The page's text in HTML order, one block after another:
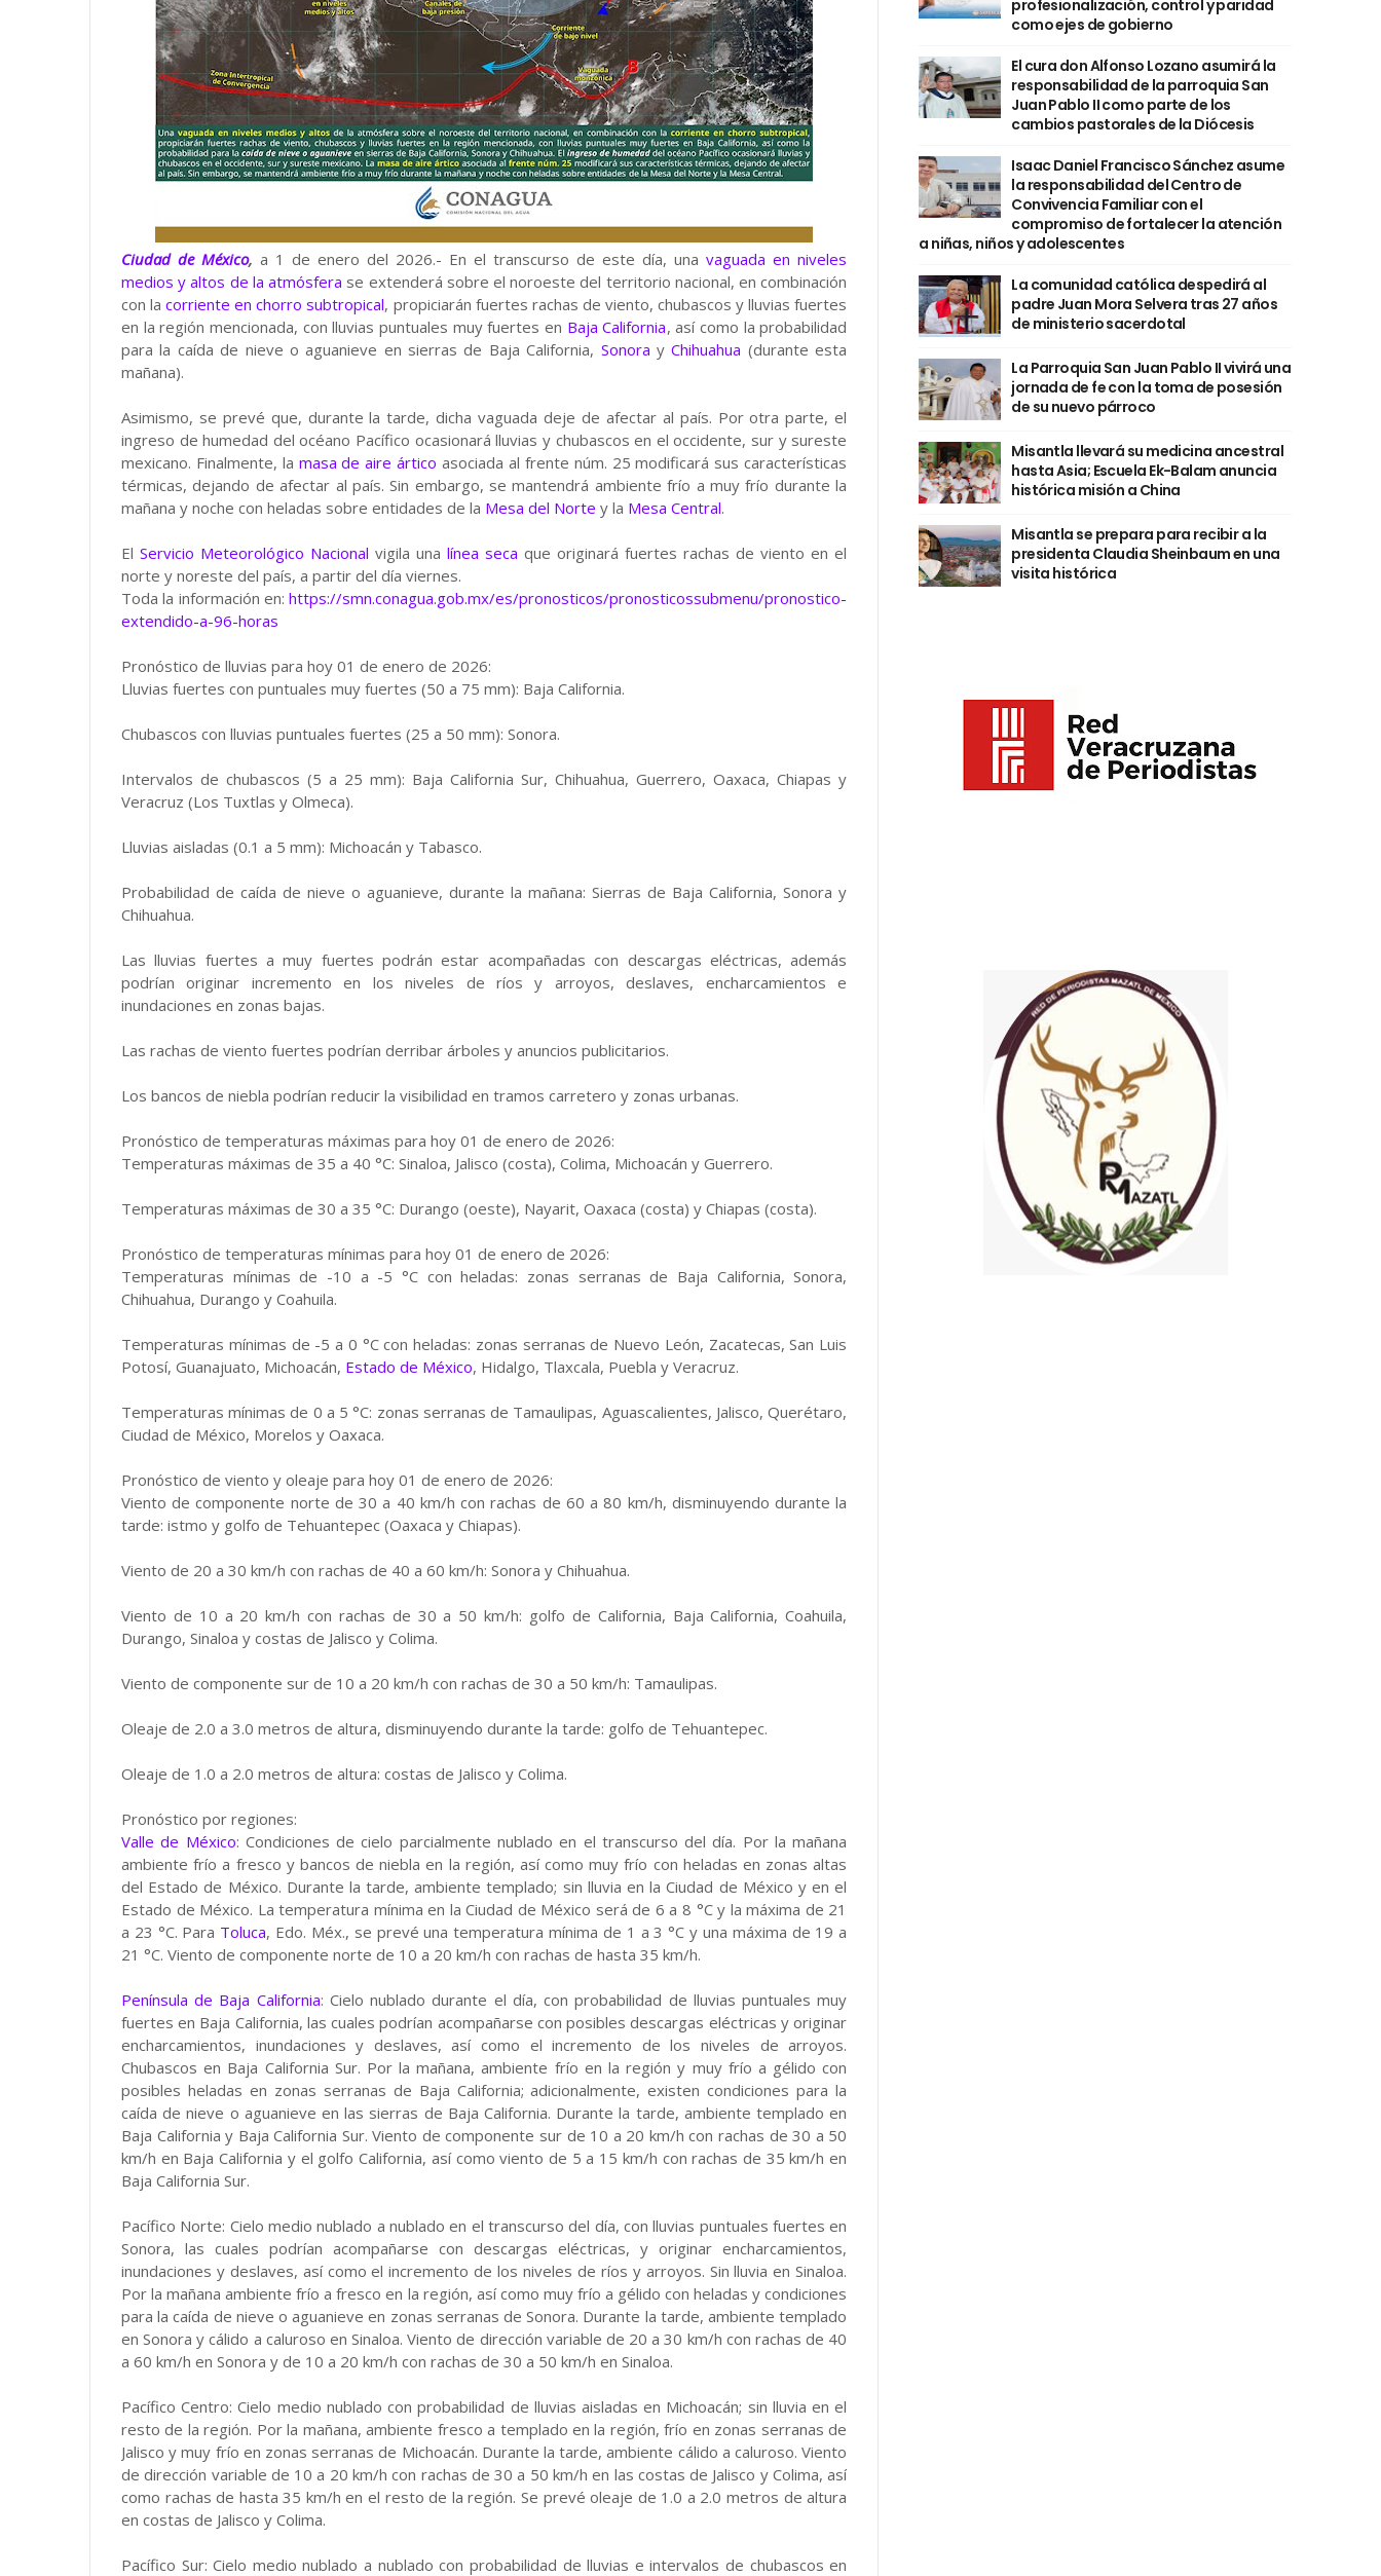
Ciudad de México,a 1 de enero del 2026.- En el transcurso de este día, unavaguada en niveles
medios y altos de la atmósfera se extenderá sobre el noroeste del territorio nacional, en combinación
con lacorriente en chorro subtropical, propiciarán fuertes rachas de viento, chubascos y lluvias fuertes
en la región mencionada, con lluvias puntuales muy fuertes en Baja California, así como la probabilidad
para la caída de nieve o aguanieve en sierras de Baja California, Sonora yChihuahua (durante esta
mañana).
Asimismo, se prevé que, durante la tarde, dicha vaguada deje de afectar al país. Por otra parte, el
ingreso de humedad del océano Pacífico ocasionará lluvias y chubascos en el occidente, sur y sureste
mexicano. Finalmente, la masa de aire ártico asociada al frente núm. 25 modificará sus características
térmicas, dejando de afectar al país. Sin embargo, se mantendrá ambiente frío a muy frío durante la
mañana y noche con heladas sobre entidades de la Mesa del Norte y la Mesa Central.
ElServicio Meteorológico Nacional vigila unalínea seca que originará fuertes rachas de viento en el
norte y noreste del país, a partir del día viernes.
Toda la información en:https://smn.conagua.gob.mx/es/pronosticos/pronosticossubmenu/pronostico-
extendido-a-96-horas
Pronóstico de lluvias para hoy 01 de enero de 2026:
Lluvias fuertes con puntuales muy fuertes (50 a 75 mm): Baja California.
Chubascos con lluvias puntuales fuertes (25 a 50 mm): Sonora.
Intervalos de chubascos (5 a 25 mm): Baja California Sur, Chihuahua, Guerrero, Oaxaca, Chiapas y
Veracruz (Los Tuxtlas y Olmeca).
Lluvias aisladas (0.1 a 5 mm): Michoacán y Tabasco.
Probabilidad de caída de nieve o aguanieve, durante la mañana: Sierras de Baja California, Sonora y
Chihuahua.
Las lluvias fuertes a muy fuertes podrán estar acompañadas con descargas eléctricas, además
podrían originar incremento en los niveles de ríos y arroyos, deslaves, encharcamientos e
inundaciones en zonas bajas.
Las rachas de viento fuertes podrían derribar árboles y anuncios publicitarios.
Los bancos de niebla podrían reducir la visibilidad en tramos carretero y zonas urbanas.
Pronóstico de temperaturas máximas para hoy 01 de enero de 2026:
Temperaturas máximas de 35 a 40 °C: Sinaloa, Jalisco (costa), Colima, Michoacán y Guerrero.
Temperaturas máximas de 30 a 35 °C: Durango (oeste), Nayarit, Oaxaca (costa) y Chiapas (costa).
Pronóstico de temperaturas mínimas para hoy 01 de enero de 2026:
Temperaturas mínimas de -10 a -5 °C con heladas: zonas serranas de Baja California, Sonora,
Chihuahua, Durango y Coahuila.
Temperaturas mínimas de -5 a 0 °C con heladas: zonas serranas de Nuevo León, Zacatecas, San Luis
Potosí, Guanajuato, Michoacán, Estado de México, Hidalgo, Tlaxcala, Puebla y Veracruz.
Temperaturas mínimas de 0 a 5 °C: zonas serranas de Tamaulipas, Aguascalientes, Jalisco, Querétaro,
Ciudad de México, Morelos y Oaxaca.
Pronóstico de viento y oleaje para hoy 01 de enero de 2026:
Viento de componente norte de 30 a 40 km/h con rachas de 60 a 80 km/h, disminuyendo durante la
tarde: istmo y golfo de Tehuantepec (Oaxaca y Chiapas).
Viento de 20 a 30 km/h con rachas de 40 a 60 km/h: Sonora y Chihuahua.
Viento de 10 a 20 km/h con rachas de 30 a 50 km/h: golfo de California, Baja California, Coahuila,
Durango, Sinaloa y costas de Jalisco y Colima.
Viento de componente sur de 10 a 20 km/h con rachas de 30 a 50 km/h: Tamaulipas.
Oleaje de 2.0 a 3.0 metros de altura, disminuyendo durante la tarde: golfo de Tehuantepec.
Oleaje de 1.0 a 2.0 metros de altura: costas de Jalisco y Colima.
Pronóstico por regiones:
Valle de México: Condiciones de cielo parcialmente nublado en el transcurso del día. Por la mañana
ambiente frío a fresco y bancos de niebla en la región, así como muy frío con heladas en zonas altas
del Estado de México. Durante la tarde, ambiente templado; sin lluvia en la Ciudad de México y en el
Estado de México. La temperatura mínima en la Ciudad de México será de 6 a 8 °C y la máxima de 21
a 23 °C. Para Toluca, Edo. Méx., se prevé una temperatura mínima de 1 a 3 °C y una máxima de 19 a
21 °C. Viento de componente norte de 10 a 20 km/h con rachas de hasta 35 km/h.
Península de Baja California: Cielo nublado durante el día, con probabilidad de lluvias puntuales muy
fuertes en Baja California, las cuales podrían acompañarse con posibles descargas eléctricas y originar
encharcamientos, inundaciones y deslaves, así como el incremento de los niveles de arroyos.
Chubascos en Baja California Sur. Por la mañana, ambiente frío en la región y muy frío a gélido con
posibles heladas en zonas serranas de Baja California; adicionalmente, existen condiciones para la
caída de nieve o aguanieve en las sierras de Baja California. Durante la tarde, ambiente templado en
Baja California y Baja California Sur. Viento de componente sur de 10 a 20 km/h con rachas de 30 a 50
km/h en Baja California y el golfo California, así como viento de 5 a 15 km/h con rachas de 35 km/h en
Baja California Sur.
Pacífico Norte: Cielo medio nublado a nublado en el transcurso del día, con lluvias puntuales fuertes en
Sonora, las cuales podrían acompañarse con descargas eléctricas, y originar encharcamientos,
inundaciones y deslaves, así como el incremento de los niveles de ríos y arroyos. Sin lluvia en Sinaloa.
Por la mañana ambiente frío a fresco en la región, así como muy frío a gélido con heladas y condiciones
para la caída de nieve o aguanieve en zonas serranas de Sonora. Durante la tarde, ambiente templado
en Sonora y cálido a caluroso en Sinaloa. Viento de dirección variable de 20 a 30 km/h con rachas de 40
a 60 km/h en Sonora y de 10 a 20 km/h con rachas de 30 a 50 km/h en Sinaloa.
Pacífico Centro: Cielo medio nublado con probabilidad de lluvias aisladas en Michoacán; sin lluvia en el
resto de la región. Por la mañana, ambiente fresco a templado en la región, frío en zonas serranas de
Jalisco y muy frío en zonas serranas de Michoacán. Durante la tarde, ambiente cálido a caluroso. Viento
de dirección variable de 10 a 20 km/h con rachas de 30 a 50 km/h en las costas de Jalisco y Colima, así
como rachas de hasta 35 km/h en el resto de la región. Se prevé oleaje de 1.0 a 2.0 metros de altura
en costas de Jalisco y Colima.
Pacífico Sur: Cielo medio nublado a nublado con probabilidad de lluvias e intervalos de chubascos en
profesionalización, control y paridad
como ejes de gobierno
El cura don Alfonso Lozano asumirá la
responsabilidad de la parroquia San
Juan Pablo II como parte de los
cambios pastorales de la Diócesis
Isaac Daniel Francisco Sánchez asume
la responsabilidad del Centro de
Convivencia Familiar con el
compromiso de fortalecer la atención
a niñas, niños y adolescentes
La comunidad católica despedirá al
padre Juan Mora Selvera tras 27 años
de ministerio sacerdotal
La Parroquia San Juan Pablo II vivirá una
jornada de fe con la toma de posesión
de su nuevo párroco
Misantla llevará su medicina ancestral
hasta Asia; Escuela Ek-Balam anuncia
histórica misión a China
Misantla se prepara para recibir a la
presidenta Claudia Sheinbaum en una
visita histórica